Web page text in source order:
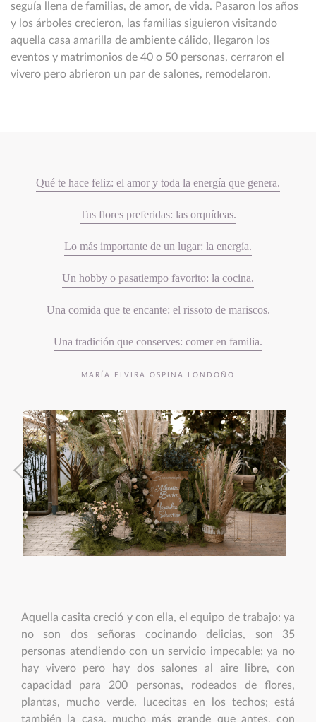
seguía llena de familias, de amor, de vida. Pasaron los años
y los árboles crecieron, las familias siguieron visitando
aquella casa amarilla de ambiente cálido, llegaron los
eventos y matrimonios de 40 o 50 personas, cerraron el
vivero pero abrieron un par de salones, remodelaron.
Qué te hace feliz: el amor y toda la energía que genera.
Tus flores preferidas: las orquídeas.
Lo más importante de un lugar: la energía.
Un hobby o pasatiempo favorito: la cocina.
Una comida que te encante: el rissoto de mariscos.
Una tradición que conserves: comer en familia.
MARÍA ELVIRA OSPINA LONDOÑO
Aquella casita creció y con ella, el equipo de trabajo: ya
no son dos señoras cocinando delicias, son 35
personas atendiendo con un servicio impecable; ya no
hay vivero pero hay dos salones al aire libre, con
capacidad para 200 personas, rodeados de flores,
plantas, mucho verde, lucecitas en los techos; está
también la casa, mucho más grande que antes, con